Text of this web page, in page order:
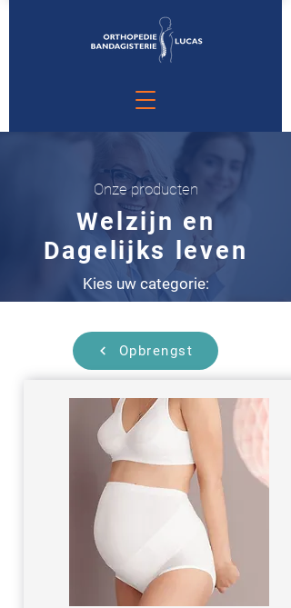
Onze producten
Welzijn en
Dagelijks leven
Kies uw categorie:
Opbrengst